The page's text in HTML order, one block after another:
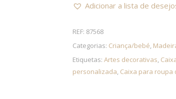
Adicionar a lista de
REF: 87568
Categorias: Criança/bebé,
Etiquetas: Artes decorativas,
personalizada, Caixa para roupa